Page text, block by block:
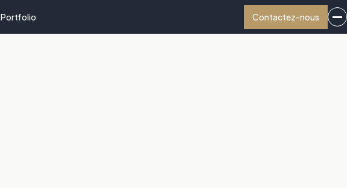
Portfolio Contactez-nous